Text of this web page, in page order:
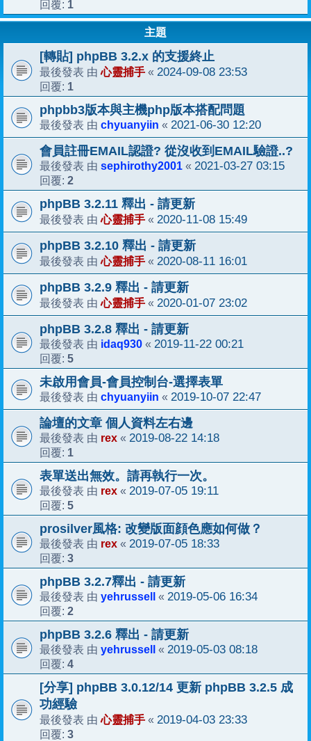
回覆: 1
主題
[轉貼] phpBB 3.2.x 的支援終止
最後發表 由心靈捕手 « 2024-09-08 23:53
回覆: 1
phpbb3版本與主機php版本搭配問題
最後發表 由 chyuanyiin « 2021-06-30 12:20
會員註冊EMAIL認證? 從沒收到EMAIL驗證..?
最後發表 由 sephirothy2001 « 2021-03-27 03:15
回覆: 2
phpBB 3.2.11 釋出 - 請更新
最後發表 由心靈捕手 « 2020-11-08 15:49
phpBB 3.2.10 釋出 - 請更新
最後發表 由心靈捕手 « 2020-08-11 16:01
phpBB 3.2.9 釋出 - 請更新
最後發表 由心靈捕手 « 2020-01-07 23:02
phpBB 3.2.8 釋出 - 請更新
最後發表 由 idaq930 « 2019-11-22 00:21
回覆: 5
未啟用會員-會員控制台-選擇表單
最後發表 由 chyuanyiin « 2019-10-07 22:47
論壇的文章 個人資料左右邊
最後發表 由 rex « 2019-08-22 14:18
回覆: 1
表單送出無效。請再執行一次。
最後發表 由 rex « 2019-07-05 19:11
回覆: 5
prosilver風格: 改變版面顔色應如何做？
最後發表 由 rex « 2019-07-05 18:33
回覆: 3
phpBB 3.2.7釋出 - 請更新
最後發表 由 yehrussell « 2019-05-06 16:34
回覆: 2
phpBB 3.2.6 釋出 - 請更新
最後發表 由 yehrussell « 2019-05-03 08:18
回覆: 4
[分享] phpBB 3.0.12/14 更新 phpBB 3.2.5 成
功經驗
最後發表 由心靈捕手 « 2019-04-03 23:33
回覆: 3